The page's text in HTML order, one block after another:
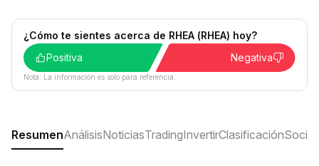
¿Cómo te sientes acerca de RHEA (RHEA) hoy?
Positiva
Negativa
Nota: La información es solo para referencia.
ResumenAnálisisNoticiasTradingInvertirClasificaciónSocial